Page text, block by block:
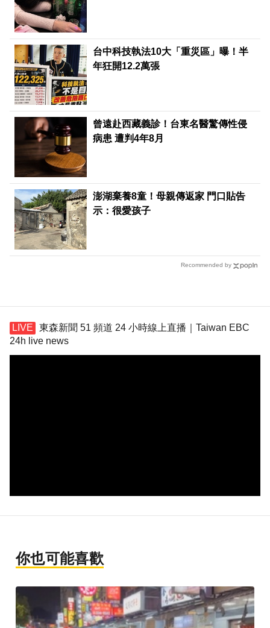
台中科技執法10大「重災區」曝！半
年狂開12.2萬張
曾遠赴西藏義診！台東名醫驚傳性侵
病患 遭判4年8月
澎湖棄養8童！母親傳返家 門口貼告
示：很愛孩子
Recommended by
東森新聞 51 頻道 24 小時線上直播｜Taiwan EBC
24h live news
你也可能喜歡